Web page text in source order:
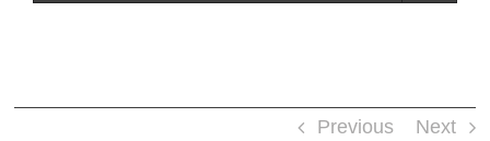
Previous Next